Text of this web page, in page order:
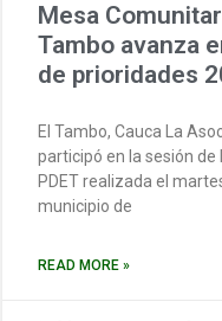
Mesa
Tambo avanza
de prioridades
El Tambo, Cauca La
participó en la sesión
PDET realizada el
municipio de
READ MORE »